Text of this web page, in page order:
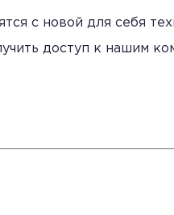
с новой для себя
доступ к нашим